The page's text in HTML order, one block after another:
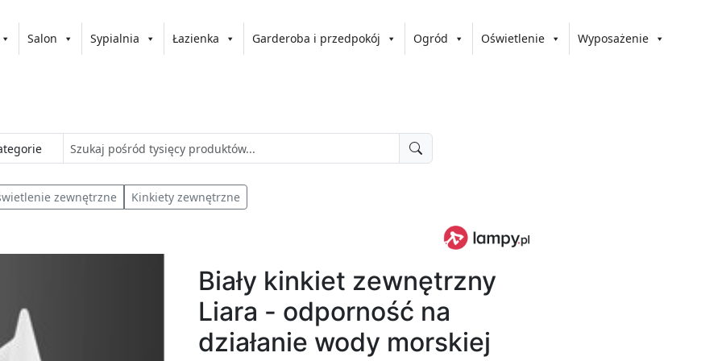
Salon Sypialnia Łazienka Garderoba i przedpokój Ogród Oświetlenie Wyposażenie
zewnętrzne Kinkiety zewnętrzne
Biały kinkiet zewnętrzny
Liara - odporność na
działanie wody morskiej